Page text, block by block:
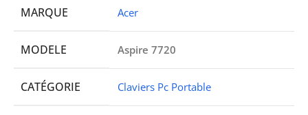
MARQUE Acer
MODELE Aspire 7720
CATÉGORIE Claviers Pc Portable